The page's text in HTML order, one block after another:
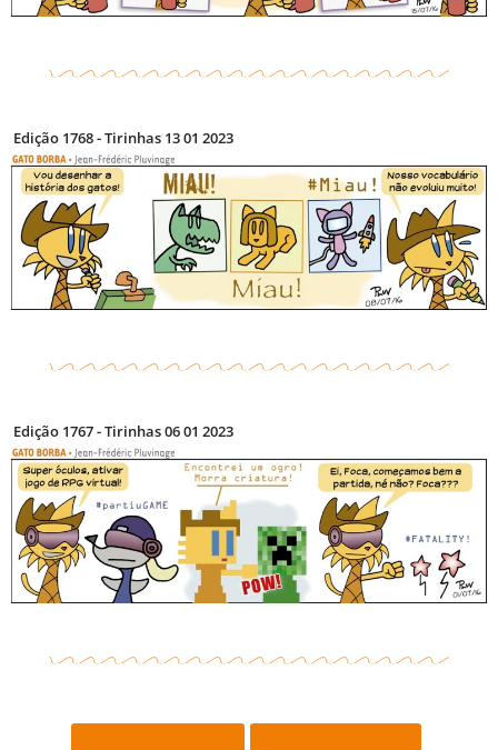
Edição 1768 - Tirinhas 13 01 2023
Edição 1767 - Tirinhas 06 01 2023